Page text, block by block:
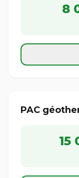
8
PAC
15